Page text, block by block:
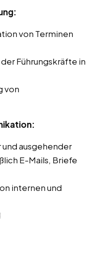
von Terminen
Führungskräfte in
von
ausgehender
E-Mails, Briefe
internen und